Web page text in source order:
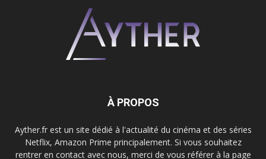
À PROPOS
Ayther.fr est un site dédié à l'actualité du cinéma et des séries
Netflix, Amazon Prime principalement. Si vous souhaitez
rentrer en contact avec nous, merci de vous référer à la page